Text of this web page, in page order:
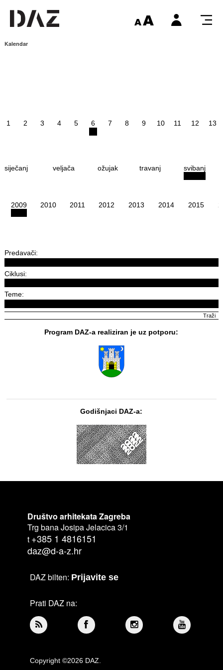
Kalendar
1 2 3 4 5 6 7 8 9 10 11 12 13
siječanj veljača ožujak travanj svibanj
2009 2010 2011 2012 2013 2014 2015
Predavači:
Ciklusi:
Teme:
Program DAZ-a realiziran je uz potporu:
Godišnjaci DAZ-a:
Društvo arhitekata Zagreba
Trg bana Josipa Jelacica 3/1
t +385 1 4816151
daz@d-a-z.hr
DAZ bilten: Prijavite se
Prati DAZ na:
Copyright ©2026 DAZ.